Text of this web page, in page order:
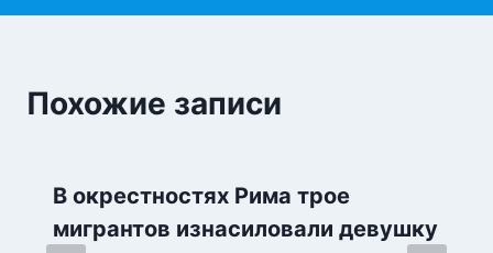
Похожие записи
В окрестностях Рима трое
мигрантов изнасиловали девушку